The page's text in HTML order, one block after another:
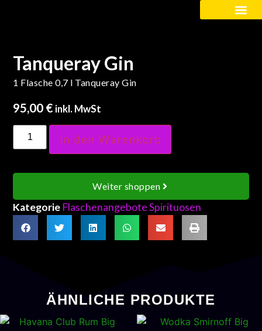
Tanqueray Gin
1 Flasche 0,7 l Tanqueray Gin
95,00 € inkl. MwSt
In den Warenkorb
Weiter shoppen
Kategorie Flaschenangebote Spirituosen
ÄHNLICHE PRODUKTE